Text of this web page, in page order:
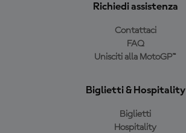
Richiedi assistenza
Contattaci
FAQ
Unisciti alla MotoGP™
Biglietti & Hospitality
Biglietti
Hospitality